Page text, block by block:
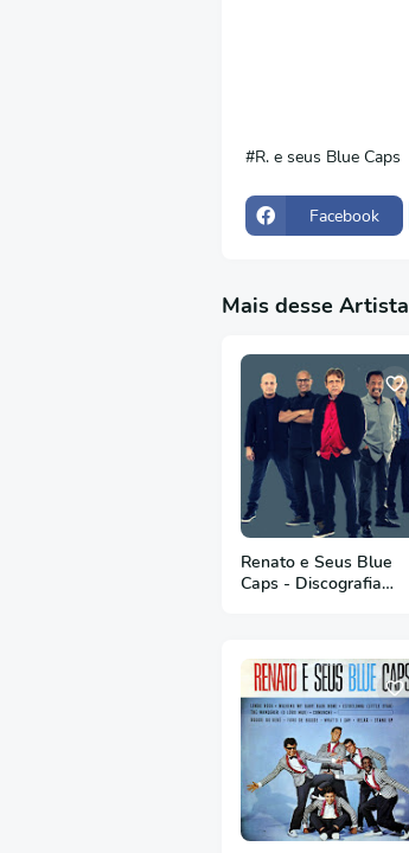
R. e seus Blue Caps
Facebook
Mais desse Artista
Renato e Seus Blue
Caps - Discografia